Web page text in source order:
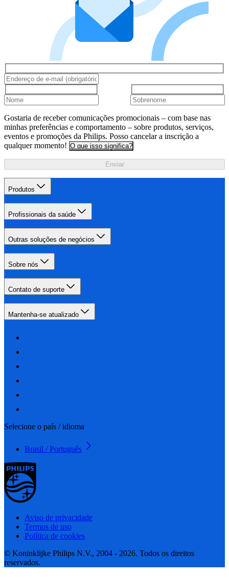
Gostaria de receber comunicações promocionais – com base nas
minhas preferências e comportamento – sobre produtos, serviços,
eventos e promoções da Philips. Posso cancelar a inscrição a
qualquer momento! O que isso significa?
Enviar
Produtos
Profissionais da saúde
Outras soluções de negócios
Sobre nós
Contato de suporte
Mantenha-se atualizado
Selecione o país / idioma
Brasil / Português
Aviso de privacidade
Termos de uso
Política de cookies
© Koninklijke Philips N.V., 2004 - 2026. Todos os direitos
reservados.